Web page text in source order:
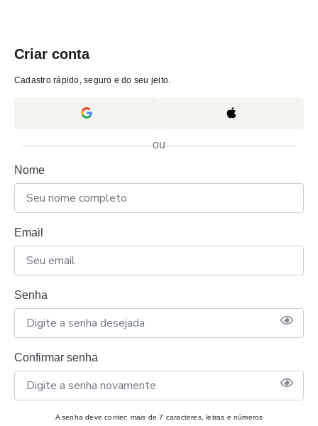
Criar conta
Cadastro rápido, seguro e do seu jeito.
ou
Nome
Email
Senha
Confirmar senha
A senha deve conter: mais de 7 caracteres, letras e números